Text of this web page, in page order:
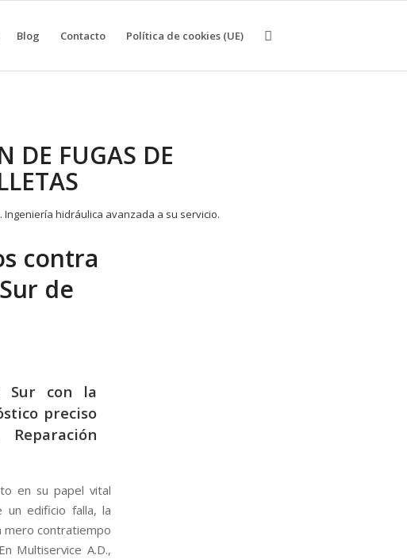
Blog Contacto Política de cookies (UE)
DE FUGAS DE
contra
de
Sur con la
preciso
en su papel vital
un edificio falla, la
mero contratiempo
Multiservice A.D.,